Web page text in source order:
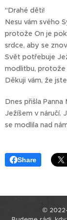
"Drahé děti!
Nesu vám svého
protože On je
srdce, aby se
Svět potřebuje
modlitbu, protože
Děkuji vám, že
Dnes přišla
Ježíšem v náručí.
se modlila nad
Share
© 2022-